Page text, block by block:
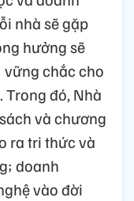
nhà sẽ gặp
hưởng sẽ
chắc cho
Trong đó, Nhà
và chương
ra tri thức và
doanh
vào đời